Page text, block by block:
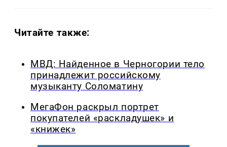
Читайте также:
МВД: Найденное в Черногории тело
принадлежит российскому
музыканту Соломатину
МегаФон раскрыл портрет
покупателей «раскладушек» и
«книжек»